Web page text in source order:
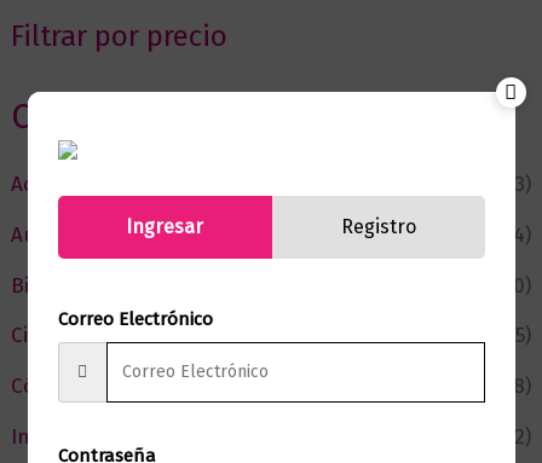
Filtrar por precio
Categorias
Actualidad
(53)
Autor del Mes
(4)
Bienestar
(230)
Ciencia y Conocimiento
(75)
Cómic y Fantasía
(88)
Infantil y Juvenil
(212)
Ingresar Registro
Correo Electrónico
Contraseña